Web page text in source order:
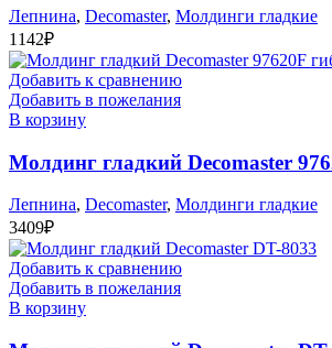
Лепнина, Decomaster, Молдинги гладкие
1142₽
Добавить к сравнению
Добавить в пожелания
В корзину
Молдинг гладкий Decomaster
Лепнина, Decomaster, Молдинги гладкие
3409₽
Добавить к сравнению
Добавить в пожелания
В корзину